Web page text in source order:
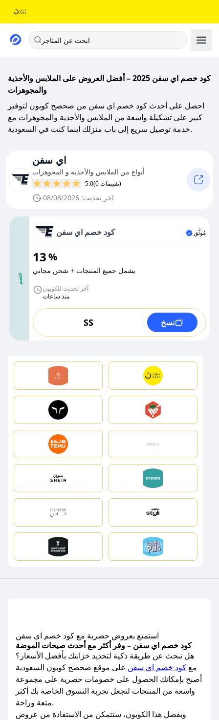
ابحث عن المتاجر
كود خصم اي سفن 2025 – أفضل العروض على الملابس والأحذية
والمجوهرات
احصل على أحدث كود خصم اي سفن من صحصح كوبون لتوفير
كبير على تشكيلة واسعة من الملابس والأحذية والمجوهرات مع
خدمة توصيل سريع إلى باب منزلك اينما كنت في السعودية.
اي سفن
أنواع من الملابس والأحذية و المجوهرات
5.0 (0 تقييمات)
اخر تحديث: 08/08/2026
خصم
كود خصم اي سفن مُوثَّق
13%
يشمل جميع المنتجات + شحن مجاني
آخر تحديث للكوبون
منذ ساعات
SS نسخ
استمتع بعروض حصرية مع كود خصم اي سفن
كود خصم اي سفن – وفر أكثر مع أحدث صيحات الموضة
هل تبحث عن طريقة ذكية لتجديد خزانتك بأفضل الأسعار؟
مع كود خصم اي سفن على موقع صحصح كوبون السعودية
أصبح بإمكانك الحصول على خصومات حصرية على مجموعة
واسعة من المنتجات لتجعل تجربة التسوق الخاصة بك أكثر
متعة وراحة.
وبفضل هذا الكوبون، ستتمكن من الاستفادة من عروض